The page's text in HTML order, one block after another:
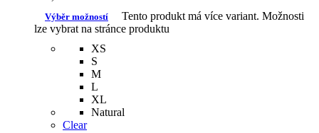
Výběr možností
Tento produkt má více variant. Možnosti
lze vybrat na stránce produktu
XS
S
M
L
XL
Natural
Clear